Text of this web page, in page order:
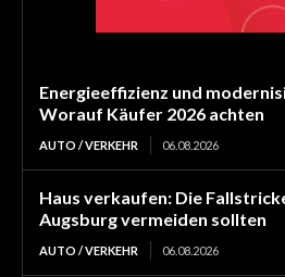
Energieeffizienz und
Worauf Käufer 2026 achten
AUTO / VERKEHR 06.08.2026
Haus verkaufen: Die
Augsburg vermeiden sollten
AUTO / VERKEHR 06.08.2026